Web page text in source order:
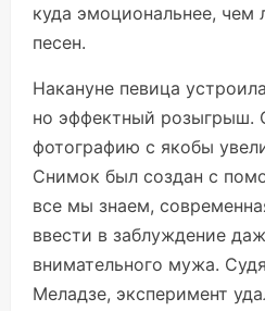
куда эмоциональнее, чем
песен.
Накануне певица
но эффектный розыгрыш.
фотографию с якобы
Снимок был создан с
все мы знаем,
ввести в заблуждение
внимательного мужа.
Меладзе, эксперимент